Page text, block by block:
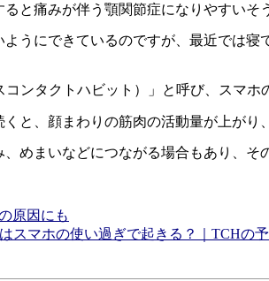
と痛みが伴う顎関節症になりやすいそ
うにできているのですが、最近では
ンタクトハビット）」と呼び、スマ
と、顔まわりの筋肉の活動量が上がり
めまいなどにつながる場合もあり、そ
原因にも
スマホの使い過ぎで起きる？｜TCHの